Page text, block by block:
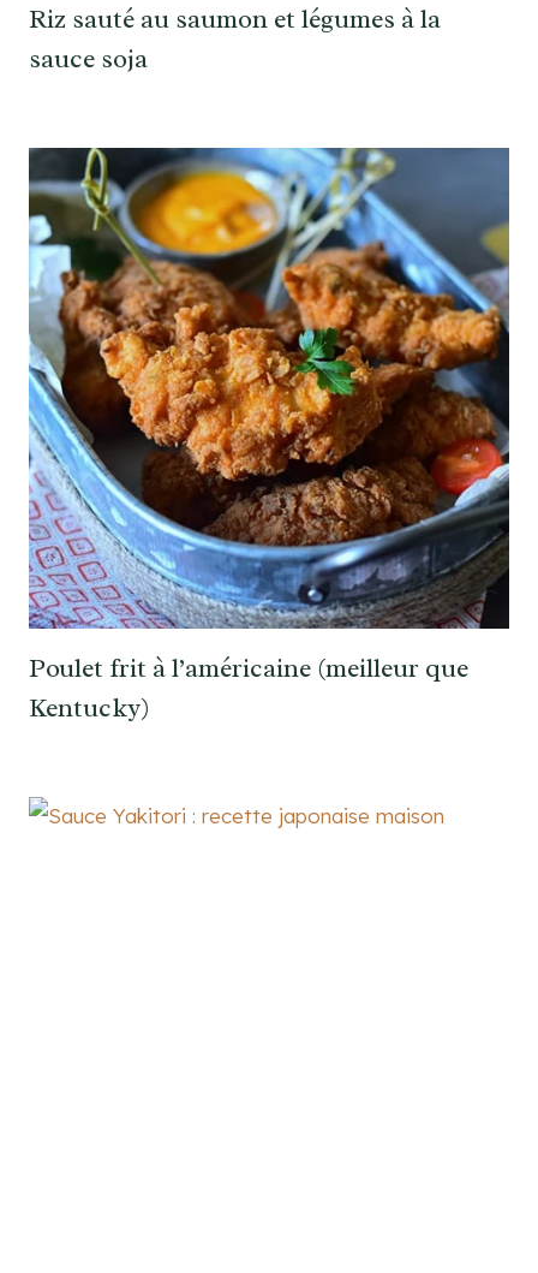
Riz sauté au saumon et légumes à la
sauce soja
Poulet frit à l’américaine (meilleur que
Kentucky)